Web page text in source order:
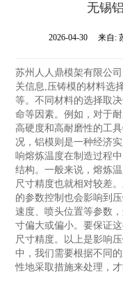
无锡
2026-04-30 来自:
苏州人人鼎模架有限公
关信息,压铸模的材料选
等。不同材料的选择取
命等因素。例如，对于
高硬度和高耐磨性的工
况，铝模则是一种经济
响熔炼温度在制造过程
结构。一般来说，熔炼
尺寸精度也就相对较差
的参数控制也会影响到
速度、喷头位置等参数
寸偏大或偏小。要保证
尺寸精度。以上是影响
中，我们需要根据不同
性地采取措施来处理，